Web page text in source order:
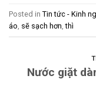
Posted in Tin tức - Kinh
áo sẽ sạch hơn ,thì
Nước giặt